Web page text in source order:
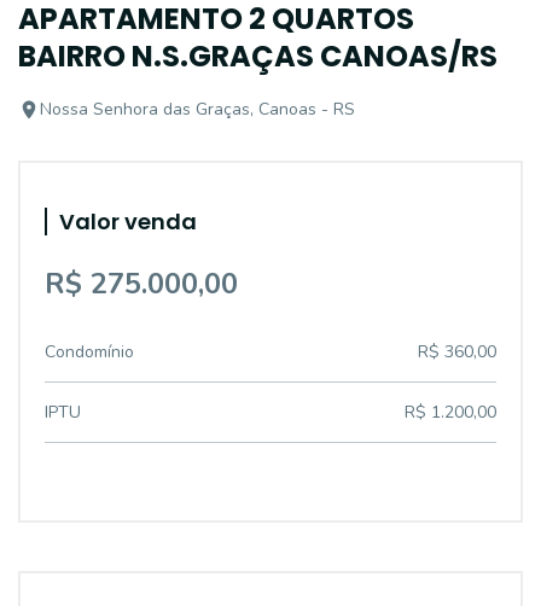
APARTAMENTO 2 QUARTOS
BAIRRO N.S.GRAÇAS CANOAS/RS
Nossa Senhora das Graças, Canoas - RS
Valor venda
R$ 275.000,00
Condomínio R$ 360,00
IPTU R$ 1.200,00